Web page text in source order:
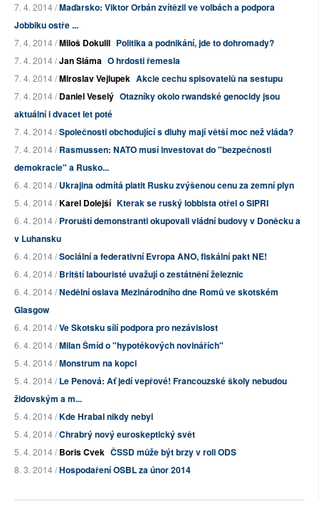
7. 4. 2014 /Maďarsko: Viktor Orbán zvítězil ve volbách a podpora
Jobbiku ostře ...
7. 4. 2014 /Miloš Dokulil Politika a podnikání, jde to dohromady?
7. 4. 2014 /Jan Sláma O hrdosti řemesla
7. 4. 2014 /Miroslav Vejlupek Akcie cechu spisovatelů na sestupu
7. 4. 2014 /Daniel Veselý Otazníky okolo rwandské genocidy jsou
aktuální i dvacet let poté
7. 4. 2014 /Společnosti obchodující s dluhy mají větší moc než vláda?
7. 4. 2014 /Rasmussen: NATO musí investovat do "bezpečnosti
demokracie" a Rusko...
6. 4. 2014 /Ukrajina odmítá platit Rusku zvýšenou cenu za zemní plyn
5. 4. 2014 /Karel Dolejší Kterak se ruský lobbista otřel o SIPRI
6. 4. 2014 /Proruští demonstranti okupovali vládní budovy v Doněcku a
v Luhansku
6. 4. 2014 /Sociální a federativní Evropa ANO, fiskální pakt NE!
6. 4. 2014 /Britští labouristé uvažují o zestátnění železnic
6. 4. 2014 /Nedělní oslava Mezinárodního dne Romů ve skotském
Glasgow
6. 4. 2014 /Ve Skotsku sílí podpora pro nezávislost
6. 4. 2014 /Milan Šmíd o "hypotékových novinářích"
5. 4. 2014 /Monstrum na kopci
5. 4. 2014 /Le Penová: Ať jedí vepřové! Francouzské školy nebudou
židovským a m...
5. 4. 2014 /Kde Hrabal nikdy nebyl
5. 4. 2014 /Chrabrý nový euroskeptický svět
5. 4. 2014 /Boris Cvek ČSSD může být brzy v roli ODS
8. 3. 2014 /Hospodaření OSBL za únor 2014